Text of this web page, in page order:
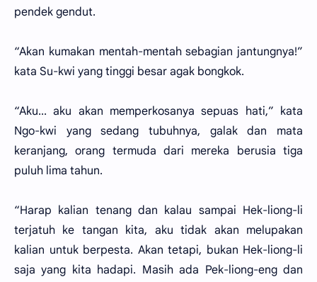
pendek gendut.
“Akan kumakan mentah-mentah sebagian jantungnya!”
kata Su-kwi yang tinggi besar agak bongkok.
“Aku... aku akan memperkosanya sepuas hati,” kata
Ngo-kwi yang sedang tubuhnya, galak dan mata
keranjang, orang termuda dari mereka berusia tiga
puluh lima tahun.
“Harap kalian tenang dan kalau sampai Hek-liong-li
terjatuh ke tangan kita, aku tidak akan melupakan
kalian untuk berpesta. Akan tetapi, bukan Hek-liong-li
saja yang kita hadapi. Masih ada Pek-liong-eng dan